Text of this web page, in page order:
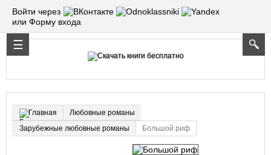
Войти через
или Форму входа
Главная
Любовные романы
Зарубежные любовные романы
Большой риф